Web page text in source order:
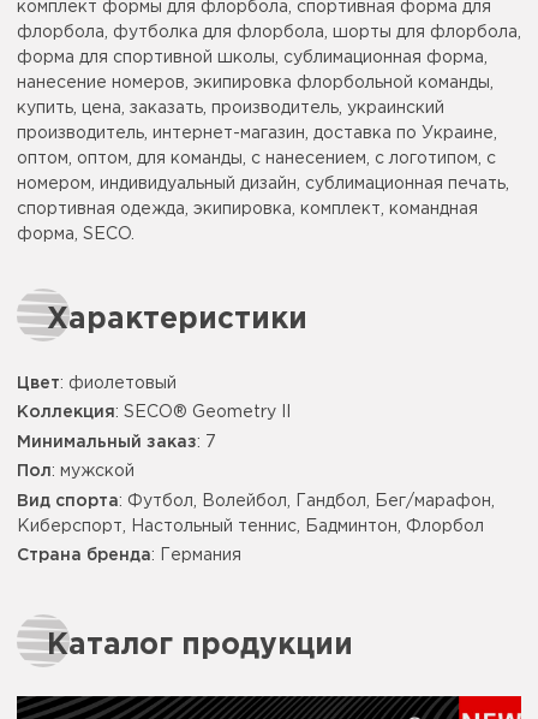
комплект формы для флорбола, спортивная форма для
флорбола, футболка для флорбола, шорты для флорбола,
форма для спортивной школы, сублимационная форма,
нанесение номеров, экипировка флорбольной команды,
купить, цена, заказать, производитель, украинский
производитель, интернет-магазин, доставка по Украине,
оптом, оптом, для команды, с нанесением, с логотипом, с
номером, индивидуальный дизайн, сублимационная печать,
спортивная одежда, экипировка, комплект, командная
форма, SECO.
Характеристики
Цвет: фиолетовый
Коллекция : SECO® Geometry II
Минимальный заказ: 7
Пол : мужской
Вид спорта: Футбол, Волейбол, Гандбол, Бег/марафон,
Киберспорт, Настольный теннис, Бадминтон, Флорбол
Страна бренда: Германия
Каталог продукции